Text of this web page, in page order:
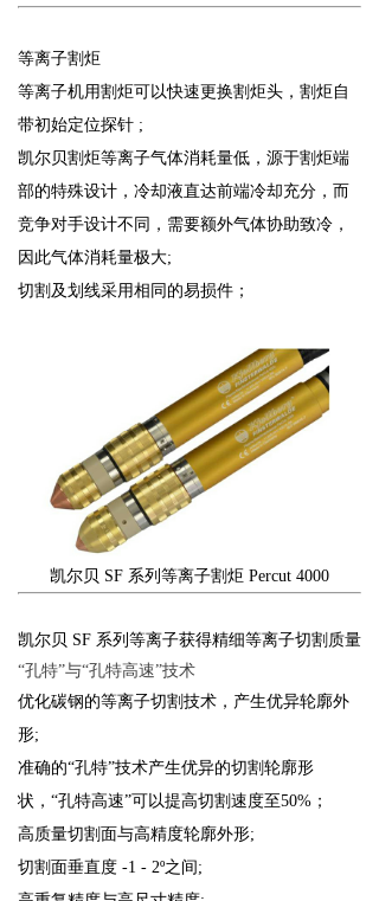
等离子割炬
等离子机用割炬可以快速更换割炬头，割炬自
带初始定位探针 ;
凯尔贝割炬等离子气体消耗量低，源于割炬端
部的特殊设计，冷却液直达前端冷却充分，而
竞争对手设计不同，需要额外气体协助致冷，
因此气体消耗量极大;
切割及划线采用相同的易损件；
凯尔贝 SF 系列等离子割炬 Percut 4000
凯尔贝 SF 系列等离子获得精细等离子切割质量
“孔特”与“孔特高速”技术
优化碳钢的等离子切割技术，产生优异轮廓外
形;
准确的“孔特”技术产生优异的切割轮廓形
状，“孔特高速”可以提高切割速度至50%；
高质量切割面与高精度轮廓外形;
切割面垂直度 -1 - 2º之间;